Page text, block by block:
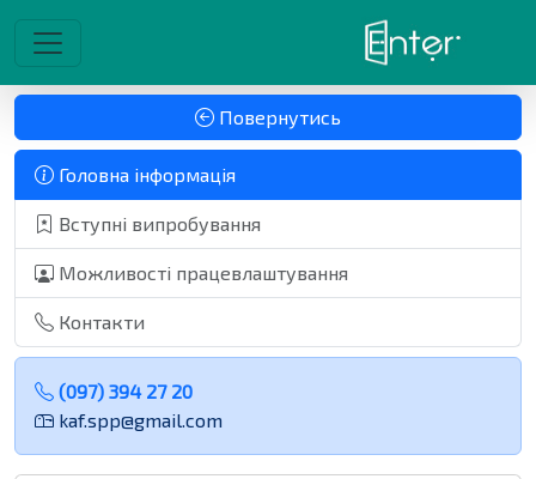
Повернутись
Головна інформація
Вступні випробування
Можливості працевлаштування
Контакти
(097) 394 27 20
kaf.spp@gmail.com